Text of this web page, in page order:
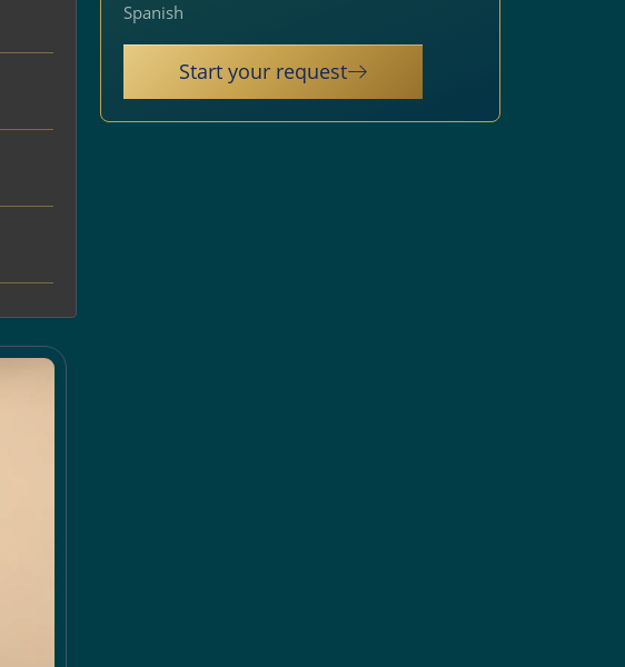
Spanish
Start your request